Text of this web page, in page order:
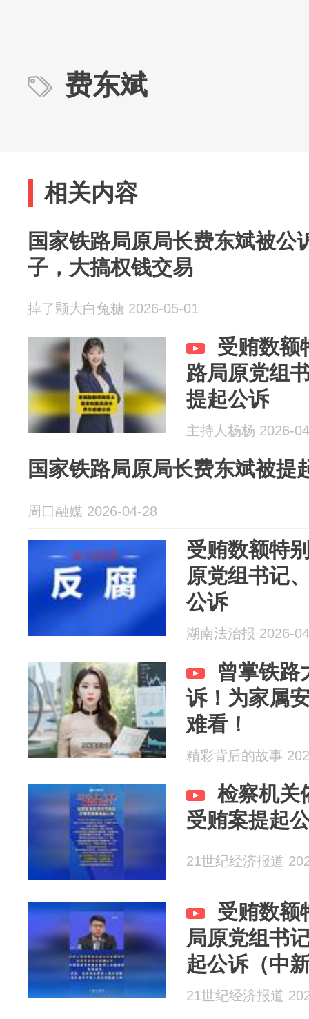
费东斌
相关内容
国家铁路局原局长费东斌被公
子，大搞权钱交易
掉了颗大白兔糖 2026-05-01
受贿数额
路局原党组
提起公诉
主持人杨杨 2026-
国家铁路局原局长费东斌被提
周口融媒 2026-04-28
受贿数额特
原党组书记
公诉
湖南法治报 2026-
曾掌铁路
诉！为家属
难看！
精彩背后的故事
检察机关
受贿案提起
21世纪经济报道
受贿数额
局原党组书
起公诉（中
21世纪经济报道